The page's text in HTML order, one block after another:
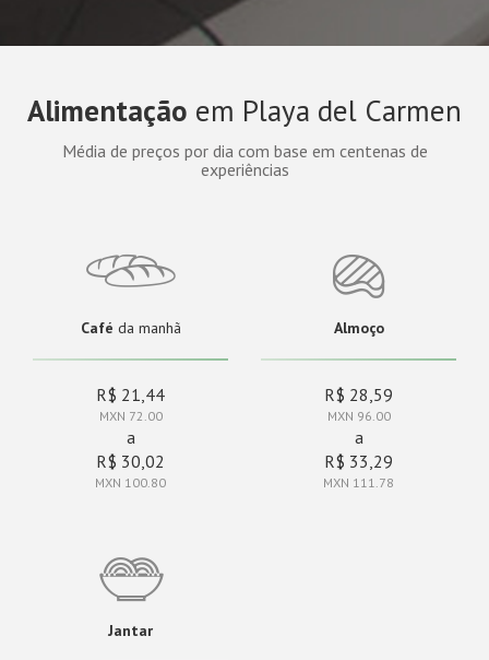
Alimentação em Playa del Carmen
Média de preços por dia com base em centenas de
experiências
Café da manhã
R$ 21,44
MXN 72.00
a
R$ 30,02
MXN 100.80
Almoço
R$ 28,59
MXN 96.00
a
R$ 33,29
MXN 111.78
Jantar